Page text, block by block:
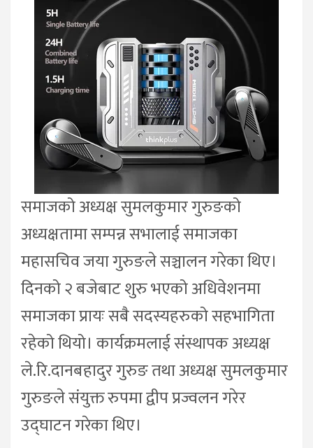
समाजको अध्यक्ष सुमलकुमार गुरुङको
अध्यक्षतामा सम्पन्न सभालाई समाजका
महासचिव जया गुरुङले सञ्चालन गरेका थिए।
दिनको २ बजेबाट शुरु भएको अधिवेशनमा
समाजका प्रायः सबै सदस्यहरुको सहभागिता
रहेको थियो। कार्यक्रमलाई संस्थापक अध्यक्ष
ले.रि.दानबहादुर गुरुङ तथा अध्यक्ष सुमलकुमार
गुरुङले संयुक्त रुपमा द्वीप प्रज्वलन गरेर
उद्घाटन गरेका थिए।